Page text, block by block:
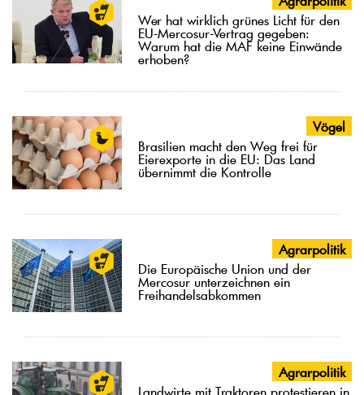
Wer hat wirklich grünes Licht für den
EU-Mercosur-Vertrag gegeben:
Warum hat die MAF keine Einwände
erhoben?
Vögel
Brasilien macht den Weg frei für
Eierexporte in die EU: Das Land
übernimmt die Kontrolle
Agrarpolitik
Die Europäische Union und der
Mercosur unterzeichnen ein
Freihandelsabkommen
Agrarpolitik
Landwirte mit Traktoren protestieren in